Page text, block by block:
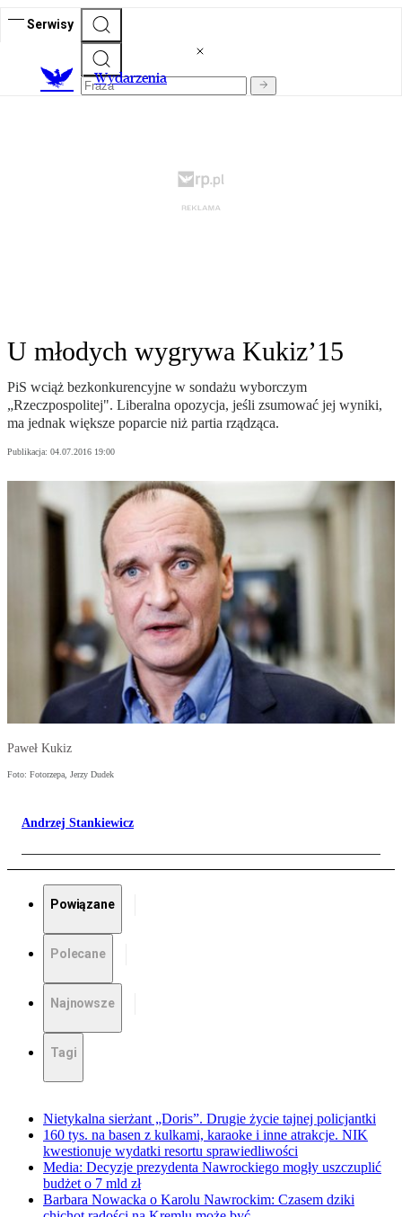
Serwisy
Wydarzenia
U młodych wygrywa Kukiz’15
PiS wciąż bezkonkurencyjne w sondażu wyborczym
„Rzeczpospolitej". Liberalna opozycja, jeśli zsumować jej wyniki,
ma jednak większe poparcie niż partia rządząca.
Publikacja: 04.07.2016 19:00
Paweł Kukiz
Foto: Fotorzepa, Jerzy Dudek
Andrzej Stankiewicz
Powiązane
Polecane
Najnowsze
Tagi
Nietykalna sierżant „Doris”. Drugie życie tajnej policjantki
160 tys. na basen z kulkami, karaoke i inne atrakcje. NIK
kwestionuje wydatki resortu sprawiedliwości
Media: Decyzje prezydenta Nawrockiego mogły uszczuplić
budżet o 7 mld zł
Barbara Nowacka o Karolu Nawrockim: Czasem dziki